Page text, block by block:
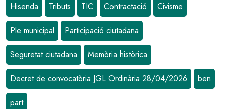
Hisenda Tributs TIC Contractació Civisme
Ple municipal Participació ciutadana
Seguretat ciutadana Memòria històrica
Decret de convocatòria JGL Ordinària 28/04/2026 ben
part